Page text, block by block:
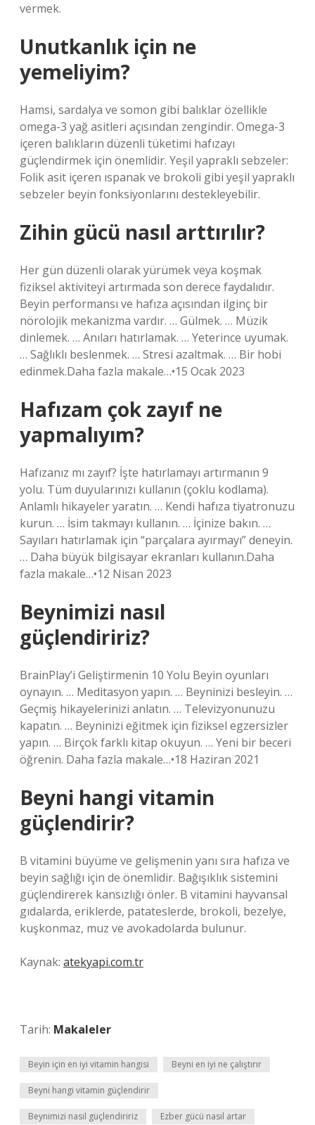
vermek.
Unutkanlık için ne
yemeliyim?
Hamsi, sardalya ve somon gibi balıklar özellikle
omega-3 yağ asitleri açısından zengindir. Omega-3
içeren balıkların düzenli tüketimi hafızayı
güçlendirmek için önemlidir. Yeşil yapraklı sebzeler:
Folik asit içeren ıspanak ve brokoli gibi yeşil yapraklı
sebzeler beyin fonksiyonlarını destekleyebilir.
Zihin gücü nasıl arttırılır?
Her gün düzenli olarak yürümek veya koşmak
fiziksel aktiviteyi artırmada son derece faydalıdır.
Beyin performansı ve hafıza açısından ilginç bir
nörolojik mekanizma vardır. … Gülmek. … Müzik
dinlemek. … Anıları hatırlamak. … Yeterince uyumak.
… Sağlıklı beslenmek. … Stresi azaltmak. … Bir hobi
edinmek.Daha fazla makale…•15 Ocak 2023
Hafızam çok zayıf ne
yapmalıyım?
Hafızanız mı zayıf? İşte hatırlamayı artırmanın 9
yolu. Tüm duyularınızı kullanın (çoklu kodlama).
Anlamlı hikayeler yaratın. … Kendi hafıza tiyatronuzu
kurun. … İsim takmayı kullanın. … İçinize bakın. …
Sayıları hatırlamak için “parçalara ayırmayı” deneyin.
… Daha büyük bilgisayar ekranları kullanın.Daha
fazla makale…•12 Nisan 2023
Beynimizi nasıl
güçlendiririz?
BrainPlay’i Geliştirmenin 10 Yolu Beyin oyunları
oynayın. … Meditasyon yapın. … Beyninizi besleyin. …
Geçmiş hikayelerinizi anlatın. … Televizyonunuzu
kapatın. … Beyninizi eğitmek için fiziksel egzersizler
yapın. … Birçok farklı kitap okuyun. … Yeni bir beceri
öğrenin. Daha fazla makale…•18 Haziran 2021
Beyni hangi vitamin
güçlendirir?
B vitamini büyüme ve gelişmenin yanı sıra hafıza ve
beyin sağlığı için de önemlidir. Bağışıklık sistemini
güçlendirerek kansızlığı önler. B vitamini hayvansal
gıdalarda, eriklerde, patateslerde, brokoli, bezelye,
kuşkonmaz, muz ve avokadolarda bulunur.
Kaynak: atekyapi.com.tr
Tarih: Makaleler
Beyin için en iyi vitamin hangisi Beyni en iyi ne çalıştırır
Beyni hangi vitamin güçlendirir
Beynimizi nasıl güçlendiririz Ezber gücü nasıl artar